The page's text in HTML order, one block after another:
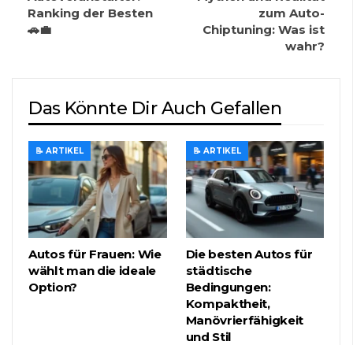
Ranking der Besten
🚗💼
zum Auto-
Chiptuning: Was ist
wahr?
Das Könnte Dir Auch Gefallen
📝 ARTIKEL
Autos für Frauen: Wie
wählt man die ideale
Option?
📝 ARTIKEL
Die besten Autos für
städtische
Bedingungen:
Kompaktheit,
Manövrierfähigkeit
und Stil